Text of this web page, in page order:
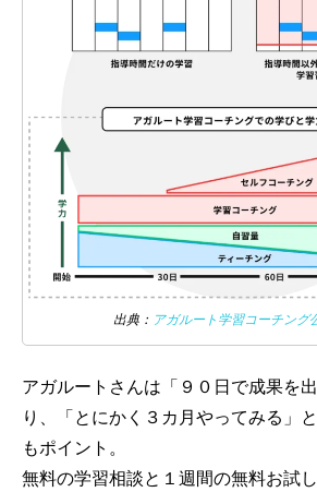
出典： アガルート学習コーチング
アガルートさんは「９０日で成果を
り、「とにかく３カ月やってみる」
もポイント。
無料の学習相談と１週間の無料お試